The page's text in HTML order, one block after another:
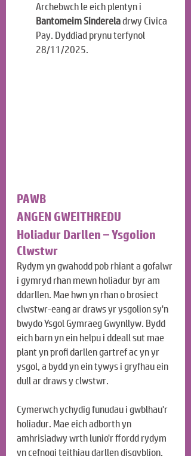
Archebwch le eich plentyn i
Bantomeim Sinderela drwy Civica
Pay. Dyddiad prynu terfynol
28/11/2025.
PAWB
ANGEN GWEITHREDU
Holiadur Darllen – Ysgolion
Clwstwr
Rydym yn gwahodd pob rhiant a gofalwr
i gymryd rhan mewn holiadur byr am
ddarllen. Mae hwn yn rhan o brosiect
clwstwr-eang ar draws yr ysgolion sy'n
bwydo Ysgol Gymraeg Gwynllyw. Bydd
eich barn yn ein helpu i ddeall sut mae
plant yn profi darllen gartref ac yn yr
ysgol, a bydd yn ein tywys i gryfhau ein
dull ar draws y clwstwr.
Cymerwch ychydig funudau i gwblhau'r
holiadur. Mae eich adborth yn
amhrisiadwy wrth lunio'r ffordd rydym
yn cefnogi teithiau darllen disgyblion.